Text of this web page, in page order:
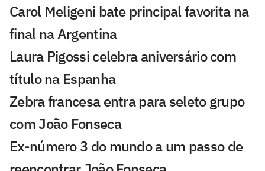
Carol Meligeni bate principal favorita na
final na Argentina
Laura Pigossi celebra aniversário com
título na Espanha
Zebra francesa entra para seleto grupo
com João Fonseca
Ex-número 3 do mundo a um passo de